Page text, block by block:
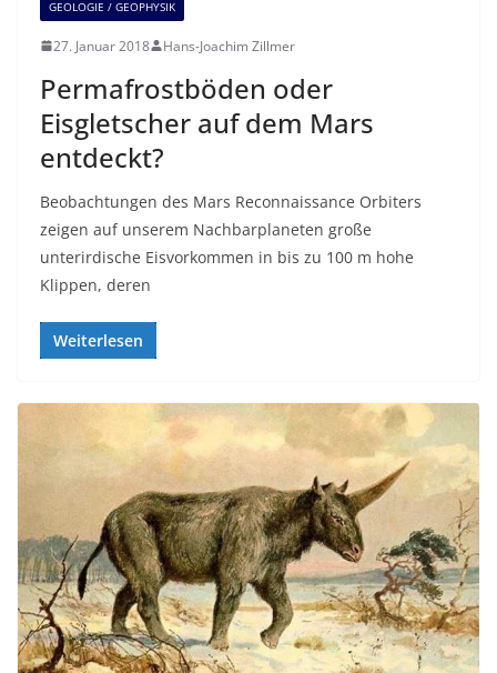
GEOLOGIE / GEOPHYSIK
27. Januar 2018 Hans-Joachim Zillmer
Permafrostböden oder
Eisgletscher auf dem Mars
entdeckt?
Beobachtungen des Mars Reconnaissance Orbiters
zeigen auf unserem Nachbarplaneten große
unterirdische Eisvorkommen in bis zu 100 m hohe
Klippen, deren
Weiterlesen